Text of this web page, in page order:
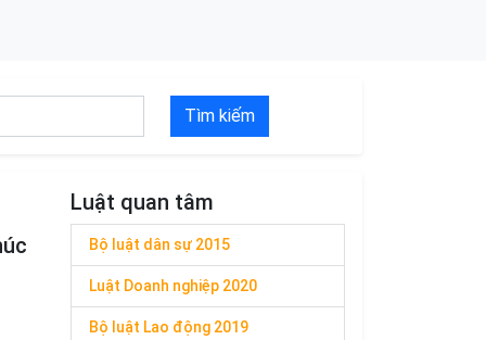
Tìm kiếm
Luật quan tâm
Bộ luật dân sự 2015
Luật Doanh nghiệp 2020
Bộ luật Lao động 2019